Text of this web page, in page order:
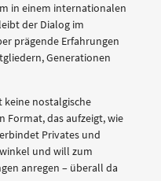
in einem internationalen
der Dialog im
prägende Erfahrungen
Generationen
keine nostalgische
Format, das aufzeigt, wie
Privates und
und will zum
anregen – überall da